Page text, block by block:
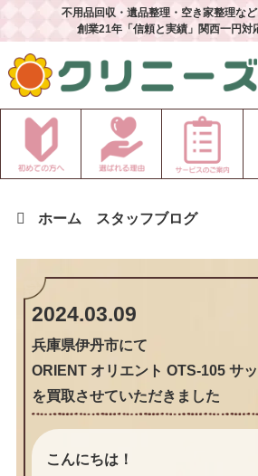
不用品回収・遺品整理・空き家整理な
創業21年「信頼と実績」関西一円対
ホーム スタッフブログ
2024.03.09
兵庫県伊丹市にて
ORIENT オリエント OTS-105 サ
を買取させていただきました
こんにちは！